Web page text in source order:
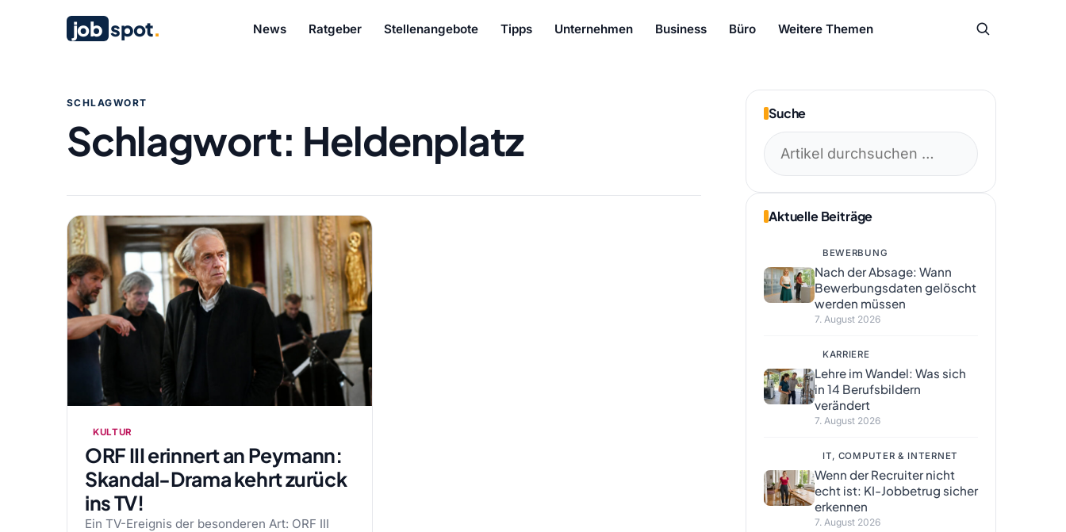
job spot. News Ratgeber Stellenangebote Tipps Unternehmen Business Büro Weitere Themen
SCHLAGWORT
Schlagwort: Heldenplatz
KULTUR
ORF III erinnert an Peymann:
Skandal-Drama kehrt zurück
ins TV!
Ein TV-Ereignis der besonderen Art: ORF III
Suche
Aktuelle Beiträge
BEWERBUNG
Nach der Absage: Wann
Bewerbungsdaten gelöscht
werden müssen
7. August 2026
KARRIERE
Lehre im Wandel: Was sich
in 14 Berufsbildern
verändert
7. August 2026
IT, COMPUTER & INTERNET
Wenn der Recruiter nicht
echt ist: KI-Jobbetrug sicher
erkennen
7. August 2026